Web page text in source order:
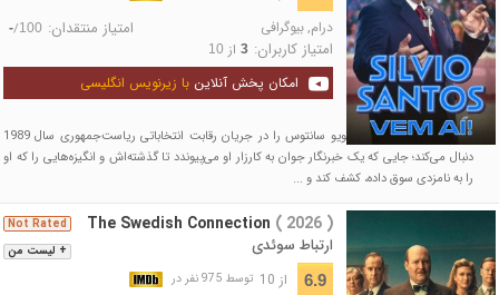
درام,بیوگرافی امتیاز منتقدان: -/100
امتیاز کاربران: 3از 10
امکان پخش آنلاین با زیرنویس انگلیسی
این فیلم زندگینامه‌ای، سیلویو سانتوس را در جریان رقابت انتخاباتی ریاست‌جمهوری سال 1989
دنبال می‌کند؛ جایی که یک خبرنگار جوان به کارزار او می‌پیوندد تا گذشته‌اش و انگیزه‌هایی را که او
را به نامزدی سوق داده، کشف کند و ...
+ لیست من
Not Rated The Swedish Connection ( 2026 )
ارتباط سوئدی
6.9 از 10 توسط 975 نفر در